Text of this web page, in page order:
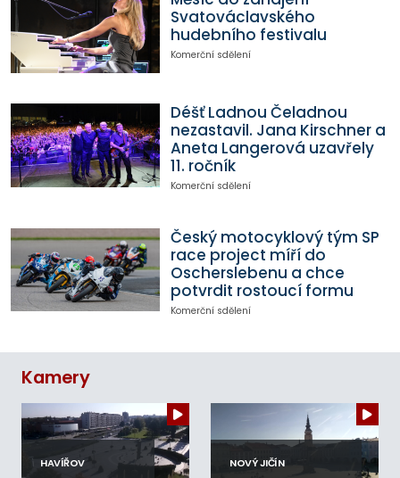
Svatováclavského
hudebního festivalu
Komerční sdělení
Déšť Ladnou Čeladnou
nezastavil. Jana Kirschner a
Aneta Langerová uzavřely
11. ročník
Komerční sdělení
Český motocyklový tým SP
race project míří do
Oscherslebenu a chce
potvrdit rostoucí formu
Komerční sdělení
Kamery
HAVÍŘOV NOVÝ JIČÍN